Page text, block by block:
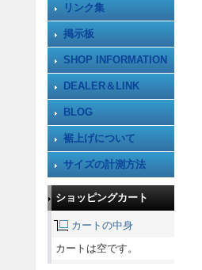
リンク集
掲示板
SHOP INFORMATION
DEALER＆LINK
BLOG
裾上げについて
サイズの計測方法
ショッピングカート
カートの中身
カートは空です。